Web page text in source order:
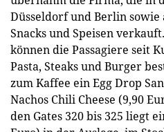
Düsseldorf und Berlin
Snacks und Speisen
können die Passagiere seit
Pasta, Steaks und Burger
zum Kaffee ein Egg Drop
Nachos Chili Cheese (9,90
den Gates 320 bis 325 liegt